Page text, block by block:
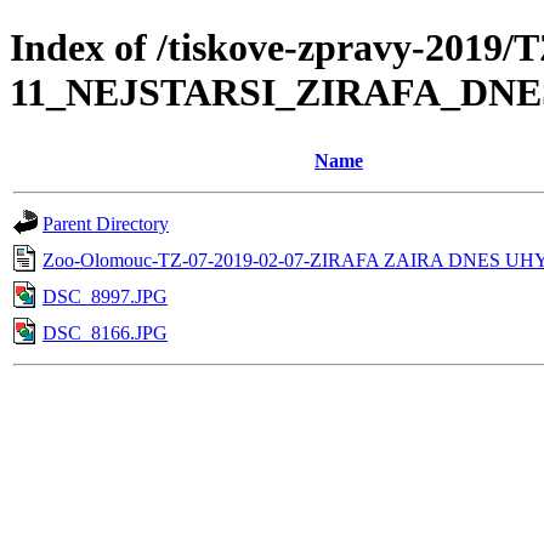
Index of /tiskove-zpravy-2019/
Name
Parent Directory
Zoo-Olomouc-TZ-07-2019-02-07-ZIRAFA ZAIRA DNES
DSC_8997.JPG
DSC_8166.JPG